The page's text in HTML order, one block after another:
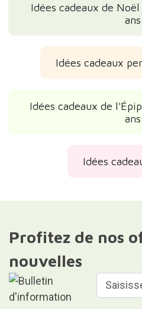
Idées cadeaux de
ans
Idées cadeaux
Idées cadeaux de
ans
Idées
Profitez de nos
nouvelles